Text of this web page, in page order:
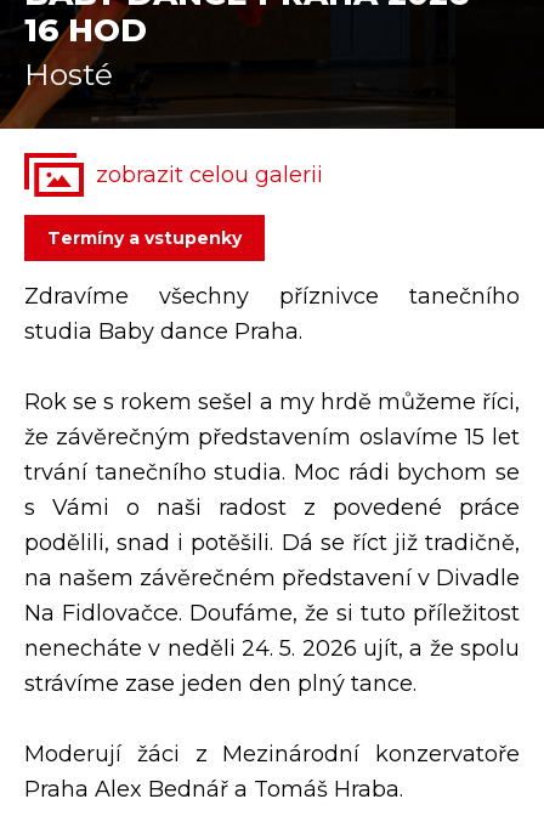
Partnerství
Historie
16 HOD
Hosté
zobrazit celou galerii
termíny a vstupenky
Zdravíme všechny příznivce tanečního
studia Baby dance Praha.
Rok se s rokem sešel a my hrdě můžeme říci,
že závěrečným představením oslavíme 15 let
trvání tanečního studia. Moc rádi bychom se
s Vámi o naši radost z povedené práce
podělili, snad i potěšili. Dá se říct již tradičně,
na našem závěrečném představení v Divadle
Na Fidlovačce. Doufáme, že si tuto příležitost
nenecháte v neděli 24. 5. 2026 ujít, a že spolu
strávíme zase jeden den plný tance.
Moderují žáci z Mezinárodní konzervatoře
Praha Alex Bednář a Tomáš Hraba.